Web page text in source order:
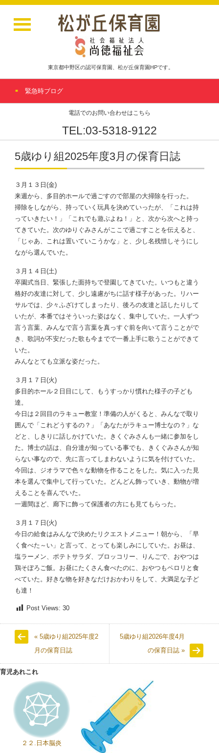
東京都中野区の認可保育園、松が丘保育園HPです。
緊急時ブログ
電話でのお問い合わせはこちら
TEL:03-5318-9122
5歳ゆり組2025年度3月の保育日誌
３月１３日(金)
来週から、多目的ホールで過ごすので部屋の大掃除を行った。
掃除をしながら、持っていく玩具を決めていったが、「これは持
っていきたい！」「これでも遊ぶよね！」と、次から次へと持っ
てきていた。次のゆりぐみさんがここで過ごすことを伝えると、
「じゃあ、これは置いていこうかな」と、少し名残惜しそうにし
ながら選んでいた。
３月１４日(土)
卒園式当日、緊張した面持ちで登園してきていた。いつもと違う
格好の友達に対して、少し遠慮がちに話す様子があった。リハー
サルでは、少々ふざけてしまったり、後ろの友達と話したりして
いたが、本番ではそういった姿はなく、集中していた。一人ずつ
言う言葉、みんなで言う言葉を真っすぐ前を向いて言うことがで
き、歌詞が不安だった歌も今までで一番上手に歌うことができて
いた。
みんなとても立派な姿だった。
３月１７日(火)
多目的ホール２日目にして、もうすっかり慣れた様子の子ども
達。
今日は２回目のラキュー教室！準備の人がくると、みんなで取り
囲んで「これどうするの？」「あなたがラキュー博士なの？」な
どと、しきりに話しかけていた。きくぐみさんも一緒に参加をし
た。博士の話は、自分達が知っている事でも、きくぐみさんが知
らない事なので、先に言ってしまわないように気を付けていた。
今回は、ジオラマで色々な動物を作ることをした。気に入った見
本を選んで集中して行っていた。どんどん飾っていき、動物が増
えることを喜んでいた。
一週間ほど、廊下に飾って保護者の方にも見てもらった。
３月１７日(火)
今日の給食はみんなで決めたリクエストメニュー！朝から、「早
く食べた～い」と言って、とっても楽しみにしていた。お昼は、
塩ラーメン、ポテトサラダ、ブロッコリー、りんごで、おやつは
鶏そぼろご飯。お昼にたくさん食べたのに、おやつもペロリと食
べていた。好きな物を好きなだけおかわりをして、大満足な子ど
も達！
Post Views: 30
« 5歳ゆり組2025年度2
月の保育日誌
5歳ゆり組2026年度4月
の保育日誌 »
育児あれこれ
２２.日本脳炎